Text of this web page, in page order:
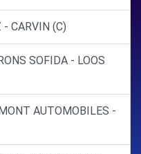
CARVIN (C)
SOFIDA - LOOS
AUTOMOBILES -